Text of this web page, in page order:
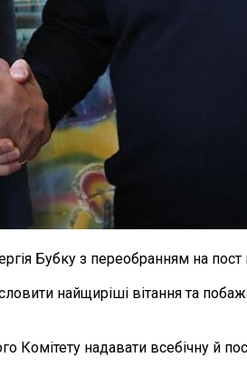
Бубку з переобранням на пост
найщиріші вітання та
надавати всебічну й